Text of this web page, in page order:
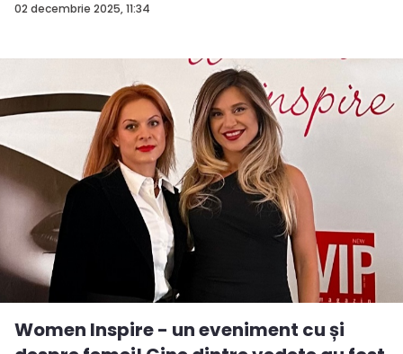
02 decembrie 2025, 11:34
Women Inspire - un eveniment cu și